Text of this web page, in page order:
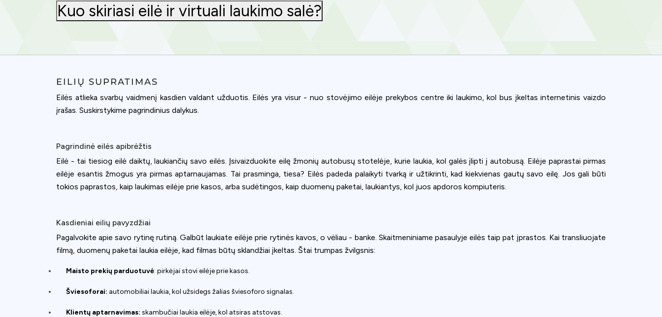
Kuo skiriasi eilė ir virtuali laukimo salė?
EILIŲ SUPRATIMAS
Eilės atlieka svarbų vaidmenį kasdien valdant užduotis. Eilės yra visur - nuo stovėjimo eilėje prekybos centre iki laukimo, kol bus įkeltas internetinis vaizdo
įrašas. Suskirstykime pagrindinius dalykus.
Pagrindinė eilės apibrėžtis
Eilė - tai tiesiog eilė daiktų, laukiančių savo eilės. Įsivaizduokite eilę žmonių autobusų stotelėje, kurie laukia, kol galės įlipti į autobusą. Eilėje paprastai pirmas
eilėje esantis žmogus yra pirmas aptarnaujamas. Tai prasminga, tiesa? Eilės padeda palaikyti tvarką ir užtikrinti, kad kiekvienas gautų savo eilę. Jos gali būti
tokios paprastos, kaip laukimas eilėje prie kasos, arba sudėtingos, kaip duomenų paketai, laukiantys, kol juos apdoros kompiuteris.
Kasdieniai eilių pavyzdžiai
Pagalvokite apie savo rytinę rutiną. Galbūt laukiate eilėje prie rytinės kavos, o vėliau - banke. Skaitmeniniame pasaulyje eilės taip pat įprastos. Kai transliuojate
filmą, duomenų paketai laukia eilėje, kad filmas būtų sklandžiai įkeltas. Štai trumpas žvilgsnis:
Maisto prekių parduotuvė: pirkėjai stovi eilėje prie kasos.
Šviesoforai: automobiliai laukia, kol užsidegs žalias šviesoforo signalas.
Klientų aptarnavimas: skambučiai laukia eilėje, kol atsiras atstovas.